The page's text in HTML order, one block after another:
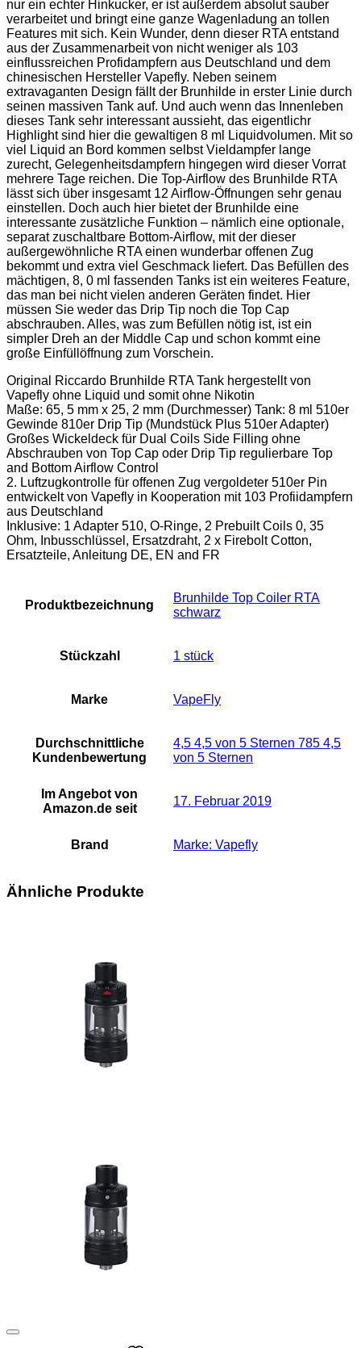
nur ein echter Hinkucker, er ist außerdem absolut sauber
verarbeitet und bringt eine ganze Wagenladung an tollen
Features mit sich. Kein Wunder, denn dieser RTA entstand
aus der Zusammenarbeit von nicht weniger als 103
einflussreichen Profidampfern aus Deutschland und dem
chinesischen Hersteller Vapefly. Neben seinem
extravaganten Design fällt der Brunhilde in erster Linie durch
seinen massiven Tank auf. Und auch wenn das Innenleben
dieses Tank sehr interessant aussieht, das eigentlichr
Highlight sind hier die gewaltigen 8 ml Liquidvolumen. Mit so
viel Liquid an Bord kommen selbst Vieldampfer lange
zurecht, Gelegenheitsdampfern hingegen wird dieser Vorrat
mehrere Tage reichen. Die Top-Airflow des Brunhilde RTA
lässt sich über insgesamt 12 Airflow-Öffnungen sehr genau
einstellen. Doch auch hier bietet der Brunhilde eine
interessante zusätzliche Funktion – nämlich eine optionale,
separat zuschaltbare Bottom-Airflow, mit der dieser
außergewöhnliche RTA einen wunderbar offenen Zug
bekommt und extra viel Geschmack liefert. Das Befüllen des
mächtigen, 8, 0 ml fassenden Tanks ist ein weiteres Feature,
das man bei nicht vielen anderen Geräten findet. Hier
müssen Sie weder das Drip Tip noch die Top Cap
abschrauben. Alles, was zum Befüllen nötig ist, ist ein
simpler Dreh an der Middle Cap und schon kommt eine
große Einfüllöffnung zum Vorschein.
Original Riccardo Brunhilde RTA Tank hergestellt von
Vapefly ohne Liquid und somit ohne Nikotin
Maße: 65, 5 mm x 25, 2 mm (Durchmesser) Tank: 8 ml 510er
Gewinde 810er Drip Tip (Mundstück Plus 510er Adapter)
Großes Wickeldeck für Dual Coils Side Filling ohne
Abschrauben von Top Cap oder Drip Tip regulierbare Top
and Bottom Airflow Control
2. Luftzugkontrolle für offenen Zug vergoldeter 510er Pin
entwickelt von Vapefly in Kooperation mit 103 Profiidampfern
aus Deutschland
Inklusive: 1 Adapter 510, O-Ringe, 2 Prebuilt Coils 0, 35
Ohm, Inbusschlüssel, Ersatzdraht, 2 x Firebolt Cotton,
Ersatzteile, Anleitung DE, EN and FR
Produktbezeichnung
‎Brunhilde Top Coiler RTA
schwarz
Stückzahl ‎1 stück
Marke VapeFly
Durchschnittliche
Kundenbewertung
4,5 4,5 von 5 Sternen 785 4,5
von 5 Sternen
Im Angebot von
Amazon.de seit
17. Februar 2019
Brand Marke: Vapefly
Ähnliche Produkte